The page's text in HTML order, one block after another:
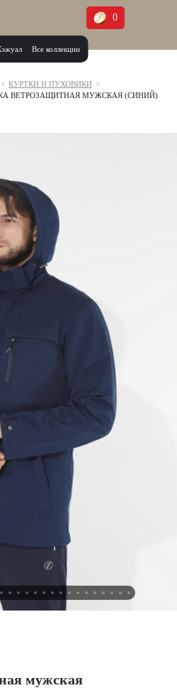
Все коллекции
0
> КУРТКИ И ПУХОВИКИ >
ВЕТРОЗАЩИТНАЯ МУЖСКАЯ (СИНИЙ)
мужская